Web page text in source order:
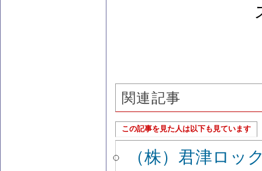
関連記事
この記事を見た人は以下も見ています
（株）君津ロ